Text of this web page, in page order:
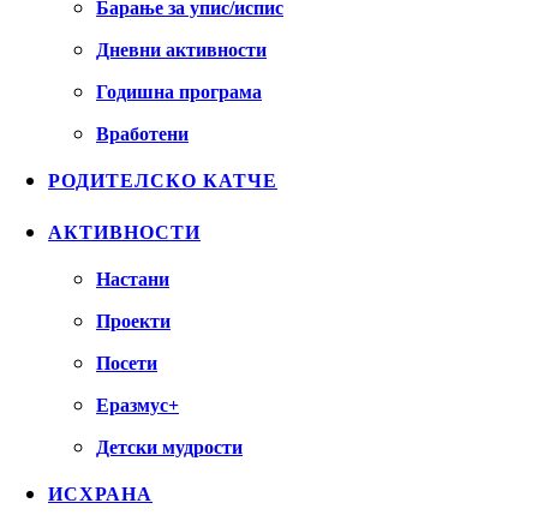
Барање за упис/испис
Дневни активности
Годишна програма
Вработени
РОДИТЕЛСКО КАТЧЕ
АКТИВНОСТИ
Настани
Проекти
Посети
Еразмус+
Детски мудрости
ИСХРАНА